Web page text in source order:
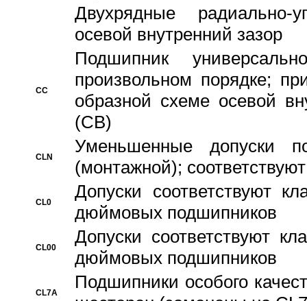
Двухрядные радиально-
осевой внутренний зазор
CC
Подшипник
произвольном порядке;
образной схеме осевой
(CB)
CLN
Уменьшенные
(монтажной);
CL0
Допуски соответствуют
дюймовых подшипников
CL00
Допуски соответствуют
дюймовых подшипников
CL7A
Подшипники особого